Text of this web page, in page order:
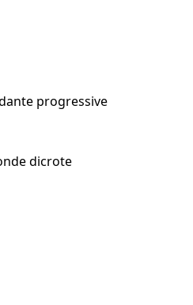
progressive
dicrote